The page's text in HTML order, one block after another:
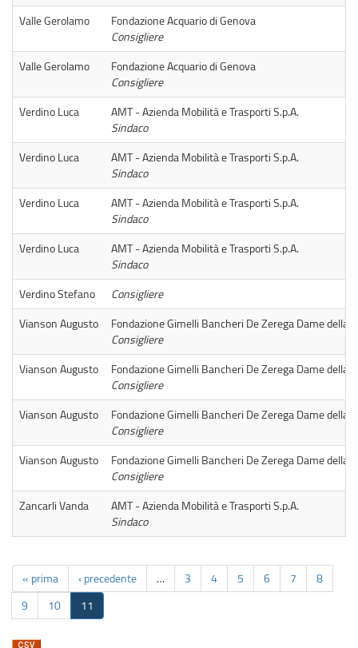
Valle Gerolamo
Fondazione Acquario di Genova
Consigliere
Valle Gerolamo
Fondazione Acquario di Genova
Consigliere
Verdino Luca
AMT - Azienda Mobilità e Trasporti S.p.A.
Sindaco
Verdino Luca
AMT - Azienda Mobilità e Trasporti S.p.A.
Sindaco
Verdino Luca
AMT - Azienda Mobilità e Trasporti S.p.A.
Sindaco
Verdino Luca
AMT - Azienda Mobilità e Trasporti S.p.A.
Sindaco
Verdino Stefano
Consigliere
Vianson Augusto
Fondazione Gimelli Bancheri De Zerega Dame della
Consigliere
Vianson Augusto
Fondazione Gimelli Bancheri De Zerega Dame della
Consigliere
Vianson Augusto
Fondazione Gimelli Bancheri De Zerega Dame della
Consigliere
Vianson Augusto
Fondazione Gimelli Bancheri De Zerega Dame della
Consigliere
Zancarli Vanda
AMT - Azienda Mobilità e Trasporti S.p.A.
Sindaco
« prima ‹ precedente … 3 4 5 6 7
8
9
10 11